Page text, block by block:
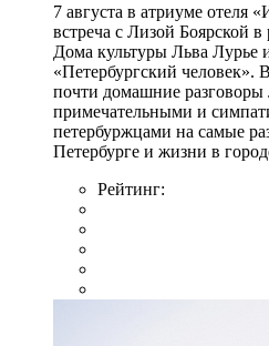
7 августа в атриуме отеля
встреча с Лизой Боярской
Дома культуры Льва Лурье
«Петербургский человек».
почти домашние разговоры
примечательными и
петербуржцами на самые
Петербурге и жизни в
Рейтинг: